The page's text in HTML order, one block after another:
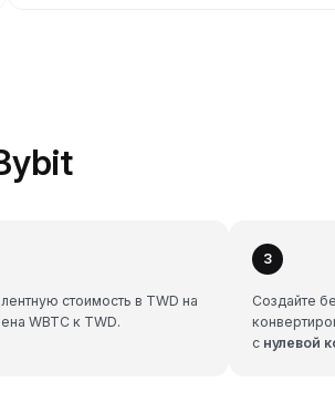
стоимость в TWD на
WBTC к TWD.
3
Создайте
с нулевой